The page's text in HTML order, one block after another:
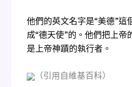
他們的英文名字是“美德”這
成“德天使”的。他們把上帝
是上帝神蹟的執行者。
（引用自維基百科）